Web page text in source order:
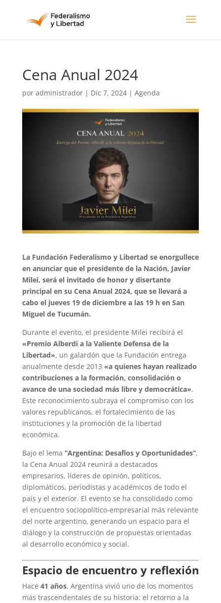
Cena Anual 2024
por administrador| Dic 7, 2024| Agenda
La Fundación Federalismo y Libertad se enorgullece
en anunciar que el presidente de la Nación, Javier
Milei, será el invitado de honor y disertante
principal en su Cena Anual 2024, que se llevará a
cabo el jueves 19 de diciembre a las 19 h en San
Miguel de Tucumán.
Durante el evento, el presidente Milei recibirá el
«Premio Alberdi a la Valiente Defensa de la
Libertad», un galardón que la Fundación entrega
anualmente desde 2013 «a quienes hayan realizado
contribuciones a la formación, consolidación o
avance de una sociedad más libre y democrática».
Este reconocimiento subraya el compromiso con los
valores republicanos, el fortalecimiento de las
instituciones y la promoción de la libertad
económica.
Bajo el lema “Argentina: Desafíos y Oportunidades”,
la Cena Anual 2024 reunirá a destacados
empresarios, líderes de opinión, políticos,
diplomáticos, periodistas y académicos de todo el
país y el exterior. El evento se ha consolidado como
el encuentro sociopolítico-empresarial más relevante
del norte argentino, generando un espacio para el
diálogo y la construcción de propuestas orientadas
al desarrollo económico y social.
Espacio de encuentro y reflexión
Hace 41 años, Argentina vivió uno de los momentos
más trascendentales de su historia: el retorno a la